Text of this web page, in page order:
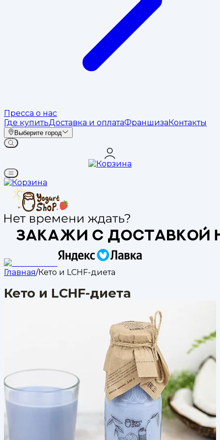
Пресса о нас
Где купитьДоставка и оплатаФраншизаКонтакты
Выберите город
Главная/Кето и LCHF-диета
Кето и LCHF-диета